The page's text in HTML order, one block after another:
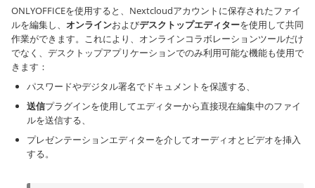
ONLYOFFICEを使用すると、Nextcloudアカウントに保存されたファイ
ルを編集し、 オンラインおよびデスクトップエディターを使用して共同
作業ができます。これにより、オンラインコラボレーションツールだけ
でなく、デスクトップアプリケーションでのみ利用可能な機能も使用で
きます：
パスワードやデジタル署名でドキュメントを保護する、
送信プラグインを使用してエディターから直接現在編集中のファイ
ルを送信する、
プレゼンテーションエディターを介してオーディオとビデオを挿入
する。